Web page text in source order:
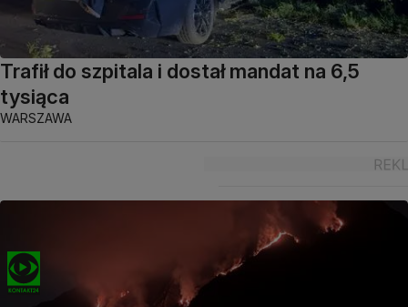
Trafił do szpitala i dostał mandat na 6,5
tysiąca
WARSZAWA